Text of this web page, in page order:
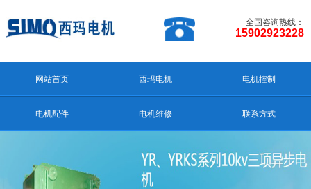
全国咨询热线：
15902923228
网站首页 西玛电机 电机控制
电机配件 电机维修 联系方式